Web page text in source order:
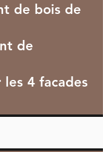
de bois de
de
les 4 facades